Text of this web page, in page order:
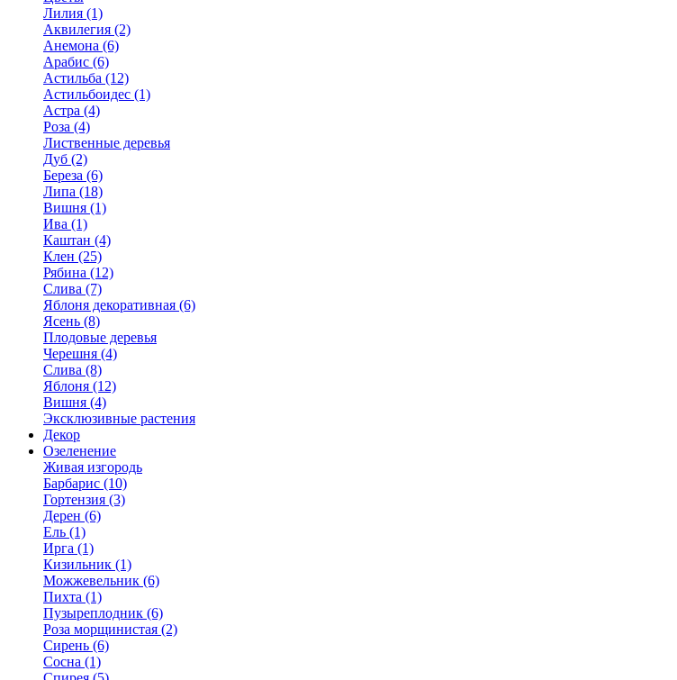
Лилия (1)
Аквилегия (2)
Анемона (6)
Арабис (6)
Астильба (12)
Астильбоидес (1)
Астра (4)
Роза (4)
Лиственные деревья
Дуб (2)
Береза (6)
Липа (18)
Вишня (1)
Ива (1)
Каштан (4)
Клен (25)
Рябина (12)
Слива (7)
Яблоня декоративная (6)
Ясень (8)
Плодовые деревья
Черешня (4)
Слива (8)
Яблоня (12)
Вишня (4)
Эксклюзивные растения
Декор
Озеленение
Живая изгородь
Барбарис (10)
Гортензия (3)
Дерен (6)
Ель (1)
Ирга (1)
Кизильник (1)
Можжевельник (6)
Пихта (1)
Пузыреплодник (6)
Роза морщинистая (2)
Сирень (6)
Сосна (1)